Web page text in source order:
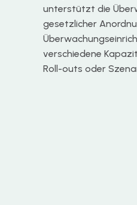
unterstützt die
gesetzlicher
verschiedene
Roll-outs oder